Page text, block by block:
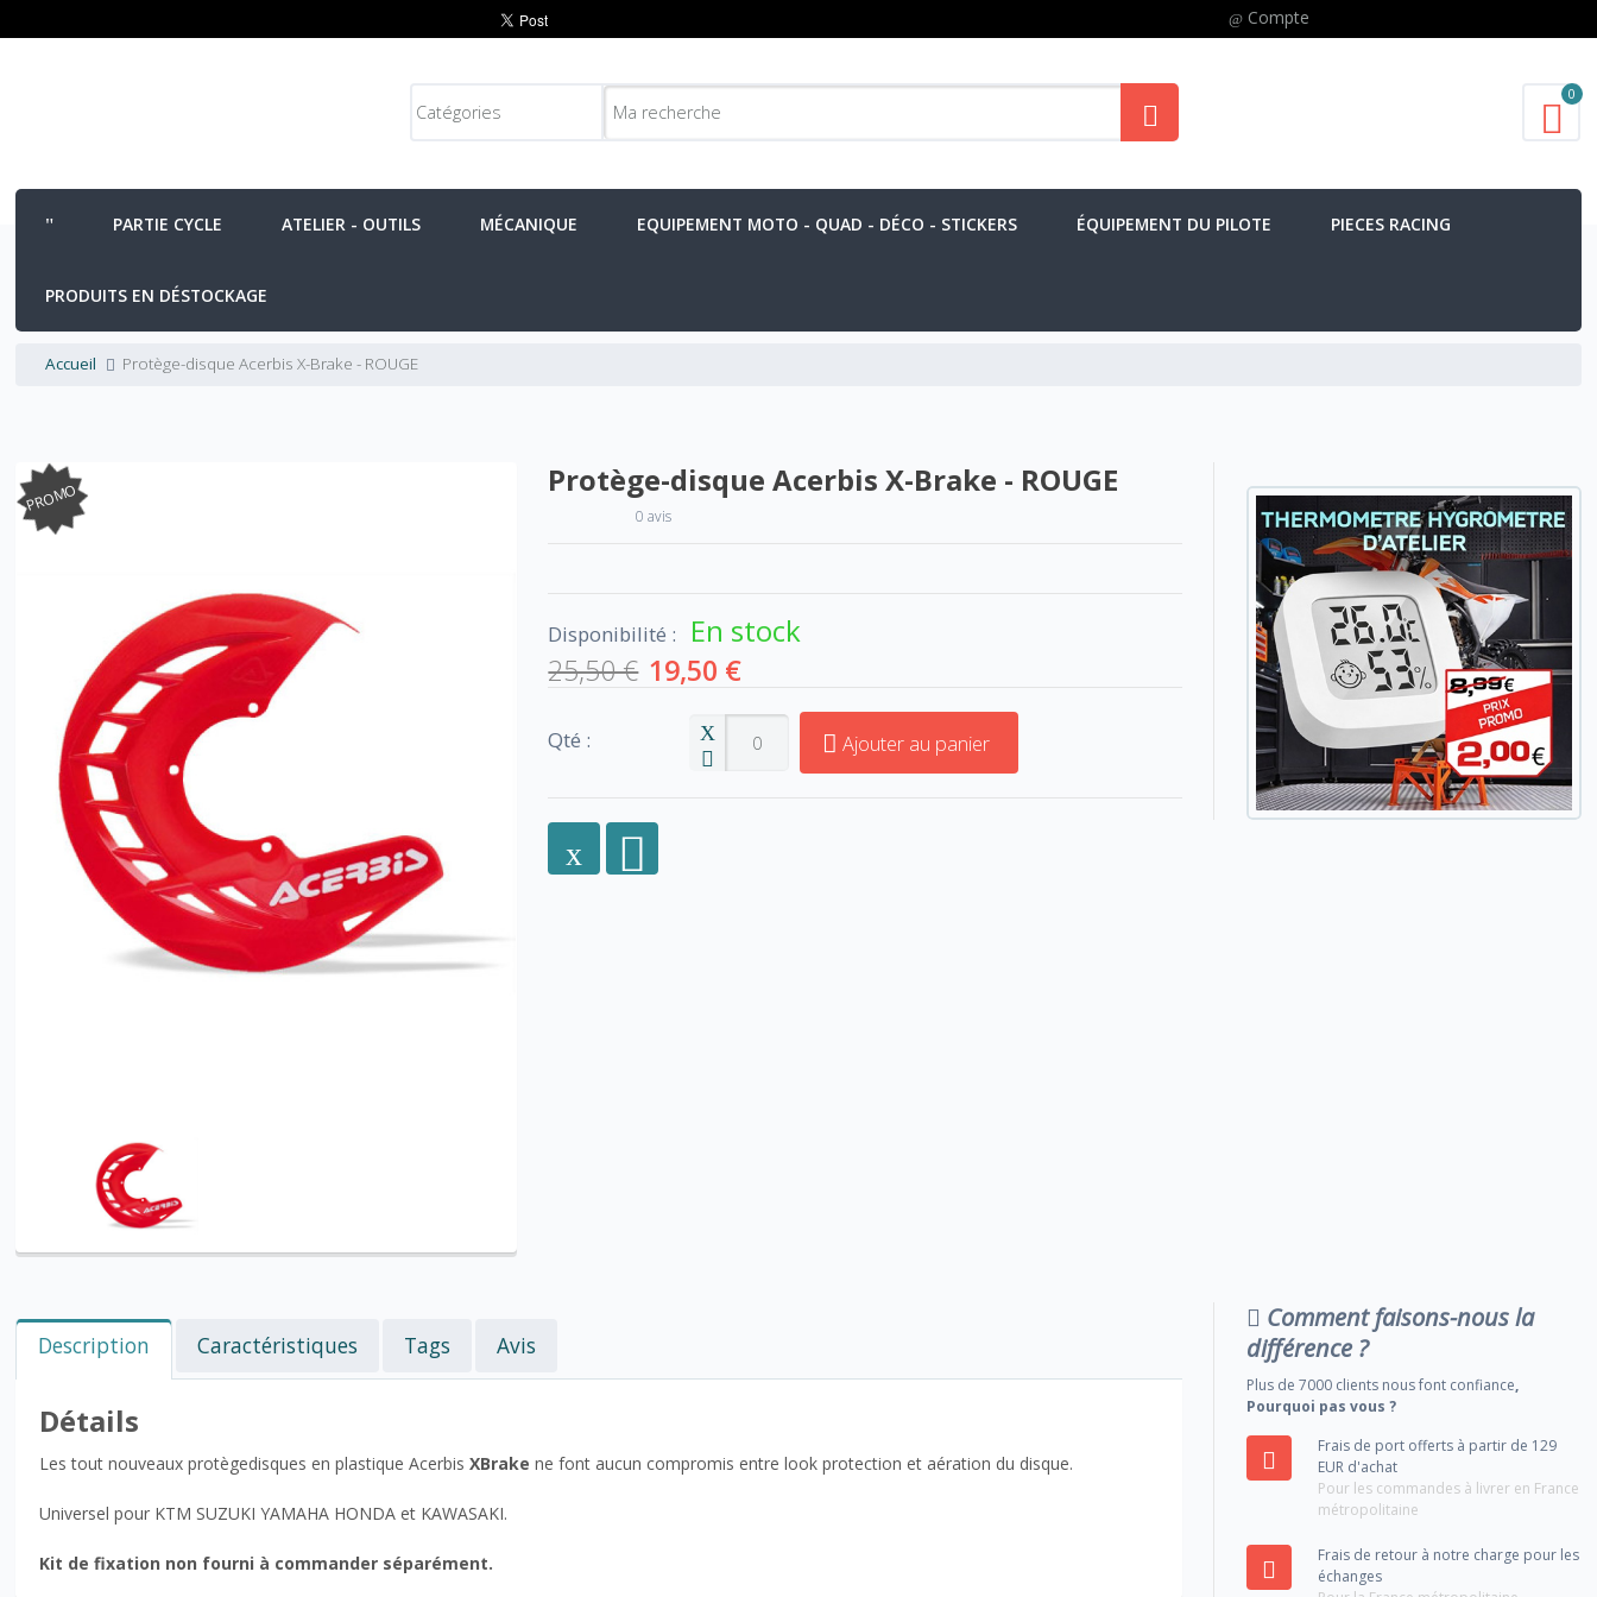
Compte
0
PARTIE CYCLE ATELIER - OUTILS MÉCANIQUE EQUIPEMENT MOTO - QUAD - DÉCO - STICKERS ÉQUIPEMENT DU PILOTE PIECES RACING
PRODUITS EN DÉSTOCKAGE
Accueil Protège-disque Acerbis X-Brake - ROUGE
PROMO Protège-disque Acerbis X-Brake - ROUGE
0 avis
Disponibilité : En stock
25,50 € 19,50 €
Qté : Ajouter au panier
Description Caractéristiques Tags Avis
Détails
Les tout nouveaux protègedisques en plastique AcerbisXBrake ne font aucun compromis entre look protection et aération du disque.
Universel pour KTM SUZUKI YAMAHA HONDA et KAWASAKI.
Kit de fixation non fourni à commander séparément.
Comment faisons-nous la
différence ?
Plus de 7000 clients nous font confiance,
Pourquoi pas vous ?
Frais de port offerts à partir de 129
EUR d'achat
Pour les commandes à livrer en France
métropolitaine
Frais de retour à notre charge pour les
échanges